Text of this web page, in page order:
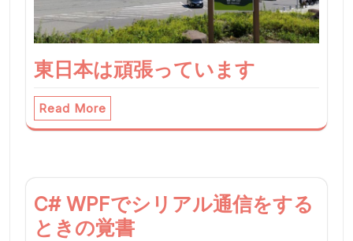
東日本は頑張っています
Read More
C# WPFでシリアル通信をする
ときの覚書